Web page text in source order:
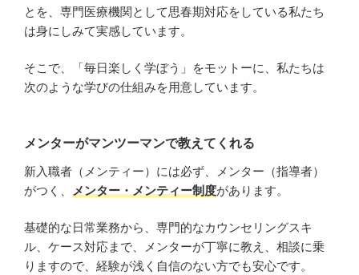
とを、専門医療機関として思春期対応をしている私たち
は身にしみて実感しています。
そこで、「毎日楽しく学ぼう」をモットーに、私たちは
次のような学びの仕組みを用意しています。
メンターがマンツーマンで教えてくれる
新入職者（メンティー）には必ず、メンター（指導者）
がつく、
メンター・メンティー制度があります。
基礎的な日常業務から、専門的なカウンセリングスキ
ル、ケース対応まで、メンターが丁寧に教え、相談に乗
りますので、経験が浅く自信のない方でも安心です。